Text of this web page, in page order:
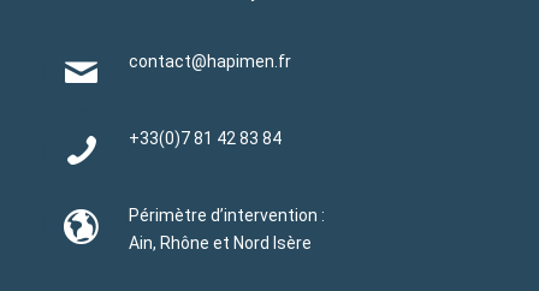
contact@hapimen.fr
+33(0)7 81 42 83 84
Périmètre d’intervention :
Ain, Rhône et Nord Isère